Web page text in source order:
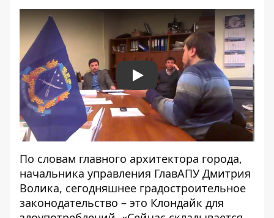
Play
По словам главного архитектора города,
начальника управления ГлавАПУ Дмитрия
Волика, сегодняшнее градостроительное
законодательство – это Клондайк для